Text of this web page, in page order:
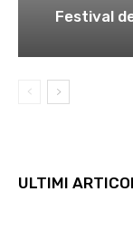
Festival
ULTIMI